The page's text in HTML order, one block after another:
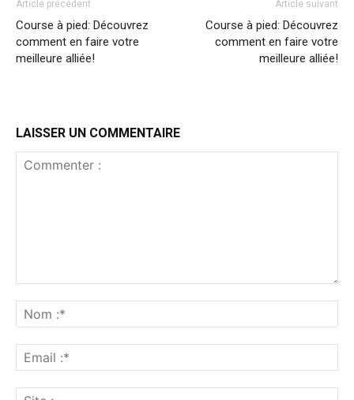
Article précédent
Course à pied: Découvrez
comment en faire votre
meilleure alliée!
Article suivant
Course à pied: Découvrez
comment en faire votre
meilleure alliée!
LAISSER UN COMMENTAIRE